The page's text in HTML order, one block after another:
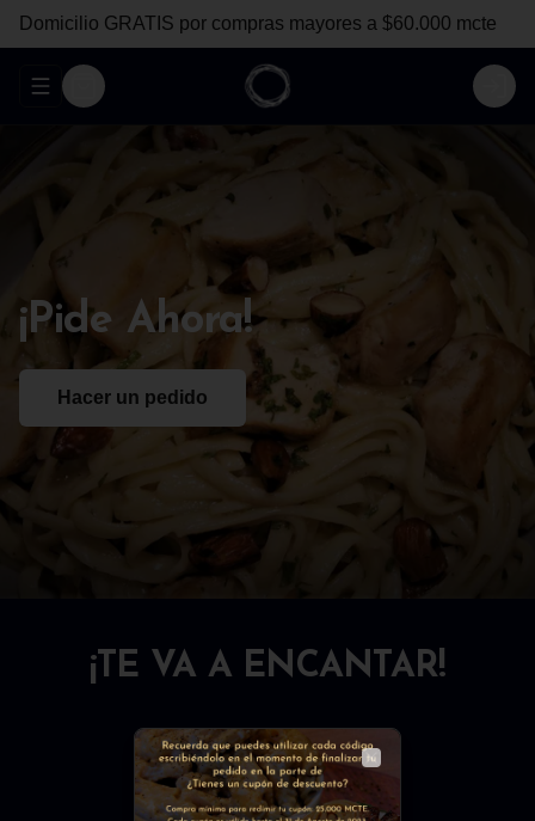
Domicilio GRATIS por compras mayores a $60.000 mcte
Abrir menu de navegación Login
¡Pide Ahora!
Hacer un pedido
¡TE VA A ENCANTAR!
PASTAS
ENTRADAS
FUERTES